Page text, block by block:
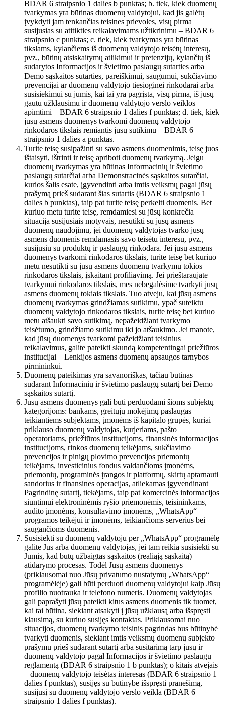
BDAR 6 straipsnio 1 dalies b punktas; b. tiek, kiek duomenų
tvarkymas yra būtinas duomenų valdytojui, kad jis galėtų
įvykdyti jam tenkančias teisines prievoles, visų pirma
susijusias su atitikties reikalavimams užtikrinimu – BDAR 6
straipsnio c punktas; c. tiek, kiek tvarkymas yra būtinas
tikslams, kylančiems iš duomenų valdytojo teisėtų interesų,
pvz., būtinų atsiskaitymų atlikimui ir pretenzijų, kylančių iš
sudarytos Informacijos ir švietimo paslaugų sutarties arba
Demo sąskaitos sutarties, pareiškimui, saugumui, sukčiavimo
prevencijai ar duomenų valdytojo tiesioginei rinkodarai arba
susisiekimui su jumis, kai tai yra pagrįsta, visų pirma, iš jūsų
gautu užklausimu ir duomenų valdytojo verslo veiklos
apimtimi – BDAR 6 straipsnio 1 dalies f punktas; d. tiek, kiek
jūsų asmens duomenys tvarkomi duomenų valdytojo
rinkodaros tikslais remiantis jūsų sutikimu – BDAR 6
straipsnio 1 dalies a punktas.
Turite teisę susipažinti su savo asmens duomenimis, teisę juos
ištaisyti, ištrinti ir teisę apriboti duomenų tvarkymą. Jeigu
duomenų tvarkymas yra būtinas Informacinių ir švietimo
paslaugų sutarčiai arba Demonstracinės sąskaitos sutarčiai,
kurios šalis esate, įgyvendinti arba imtis veiksmų pagal jūsų
prašymą prieš sudarant šias sutartis (BDAR 6 straipsnio 1
dalies b punktas), taip pat turite teisę perkelti duomenis. Bet
kuriuo metu turite teisę, remdamiesi su jūsų konkrečia
situacija susijusiais motyvais, nesutikti su jūsų asmens
duomenų naudojimu, jei duomenų valdytojas tvarko jūsų
asmens duomenis remdamasis savo teisėtu interesu, pvz.,
susijusiu su produktų ir paslaugų rinkodara. Jei jūsų asmens
duomenys tvarkomi rinkodaros tikslais, turite teisę bet kuriuo
metu nesutikti su jūsų asmens duomenų tvarkymu tokios
rinkodaros tikslais, įskaitant profiliavimą. Jei prieštaraujate
tvarkymui rinkodaros tikslais, mes nebegalėsime tvarkyti jūsų
asmens duomenų tokiais tikslais. Tuo atveju, kai jūsų asmens
duomenų tvarkymas grindžiamas sutikimu, ypač suteiktu
duomenų valdytojo rinkodaros tikslais, turite teisę bet kuriuo
metu atšaukti savo sutikimą, nepažeidžiant tvarkymo
teisėtumo, grindžiamo sutikimu iki jo atšaukimo. Jei manote,
kad jūsų duomenys tvarkomi pažeidžiant teisinius
reikalavimus, galite pateikti skundą kompetentingai priežiūros
institucijai – Lenkijos asmens duomenų apsaugos tarnybos
pirmininkui.
Duomenų pateikimas yra savanoriškas, tačiau būtinas
sudarant Informacinių ir švietimo paslaugų sutartį bei Demo
sąskaitos sutartį.
Jūsų asmens duomenys gali būti perduodami šioms subjektų
kategorijoms: bankams, greitųjų mokėjimų paslaugas
teikiantiems subjektams, įmonėms iš kapitalo grupės, kuriai
priklauso duomenų valdytojas, kurjeriams, pašto
operatoriams, priežiūros institucijoms, finansinės informacijos
institucijoms, rinkos duomenų teikėjams, sukčiavimo
prevencijos ir pinigų plovimo prevencijos priemonių
teikėjams, investicinius fondus valdančioms įmonėms,
priemonių, programinės įrangos ir platformų, skirtų aptarnauti
sandorius ir finansines operacijas, atliekamas įgyvendinant
Pagrindinę sutartį, tiekėjams, taip pat komercinės informacijos
siuntimui elektroninėmis ryšio priemonėmis, teisininkams,
audito įmonėms, konsultavimo įmonėms, „WhatsApp“
programos teikėjui ir įmonėms, teikiančioms serverius bei
saugančioms duomenis.
Susisiekti su duomenų valdytoju per „WhatsApp“ programėlę
galite Jūs arba duomenų valdytojas, jei tam reikia susisiekti su
Jumis, kad būtų užbaigtas sąskaitos (realiąją sąskaitą)
atidarymo procesas. Todėl Jūsų asmens duomenys
(priklausomai nuo Jūsų privatumo nustatymų „WhatsApp“
programėlėje) gali būti perduoti duomenų valdytojui kaip Jūsų
profilio nuotrauka ir telefono numeris. Duomenų valdytojas
gali paprašyti jūsų pateikti kitus asmens duomenis tik tuomet,
kai tai būtina, siekiant atsakyti į jūsų užklausą arba išspręsti
klausimą, su kuriuo susijęs kontaktas. Priklausomai nuo
situacijos, duomenų tvarkymo teisinis pagrindas bus būtinybė
tvarkyti duomenis, siekiant imtis veiksmų duomenų subjekto
prašymu prieš sudarant sutartį arba susitarimą tarp jūsų ir
duomenų valdytojo pagal Informacijos ir švietimo paslaugų
reglamentą (BDAR 6 straipsnio 1 b punktas); o kitais atvejais
– duomenų valdytojo teisėtas interesas (BDAR 6 straipsnio 1
dalies f punktas), susijęs su būtinybe išspręsti pranešimą,
susijusį su duomenų valdytojo verslo veikla (BDAR 6
straipsnio 1 dalies f punktas).